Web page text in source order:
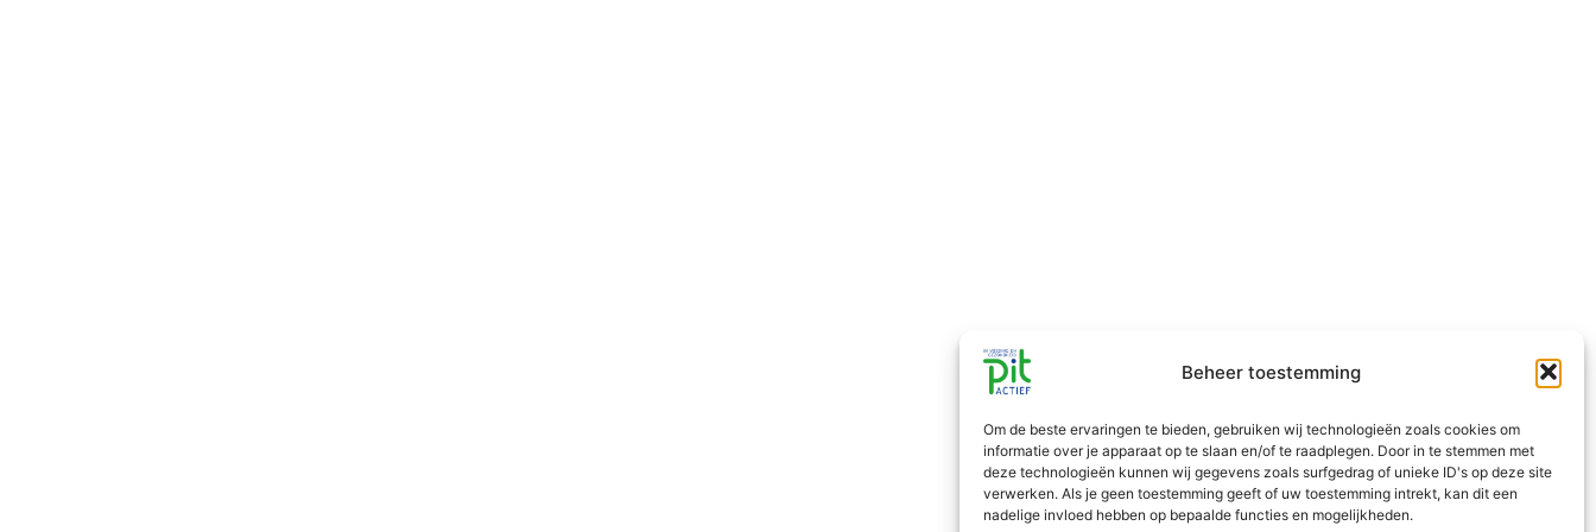
Beheer toestemming
Om de beste ervaringen te bieden, gebruiken wij technologieën zoals cookies om
informatie over je apparaat op te slaan en/of te raadplegen. Door in te stemmen met
deze technologieën kunnen wij gegevens zoals surfgedrag of unieke ID's op deze site
verwerken. Als je geen toestemming geeft of uw toestemming intrekt, kan dit een
nadelige invloed hebben op bepaalde functies en mogelijkheden.